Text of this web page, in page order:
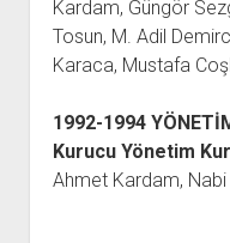
Kardam, Güngör
Tosun, M. Adil
Karaca, Mustafa
1992-1994
Kurucu Yönetim
Ahmet Kardam, Nabi